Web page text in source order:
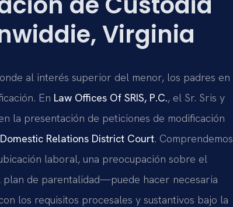
Virginia
al interés superior del menor, los padres en
En Law Offices Of SRIS, P.C., el Sr. Sris y
la presentación de peticiones de modificación
Relations District Court. Comprendemos
laboral, una preocupación sobre el
de parentalidad—puede hacer necesaria
los requisitos procesales y sustantivos bajo la